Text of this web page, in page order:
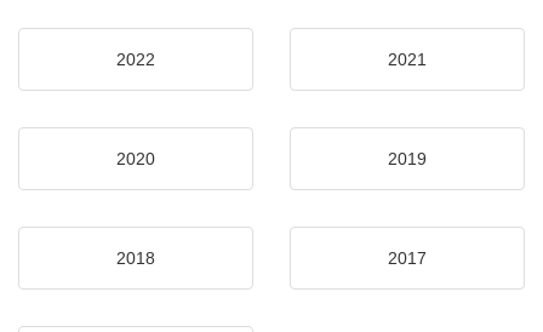
2022 2021
2020 2019
2018 2017